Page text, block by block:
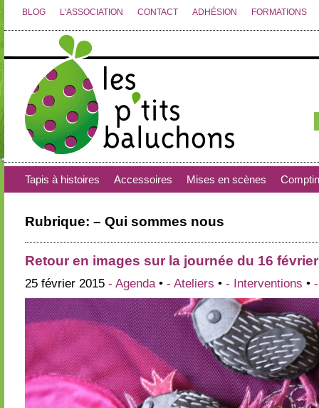
BLOG L'ASSOCIATION CONTACT ADHÉSION FORMATIONS
Tapis à histoires Accessoires Mises en scènes
Rubrique: – Qui sommes nous
Retour en images sur la journée du 16
25 février 2015 - Agenda• - Ateliers • - Interventions •